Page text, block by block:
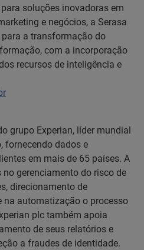
soluções inovadoras em
e negócios, a Serasa
a transformação do
com a incorporação
recursos de inteligência e
grupo Experian, líder mundial
fornecendo dados e
em mais de 65 países. A
gerenciamento do risco de
direcionamento de
na automatização o processo
plc também apoia
de seus relatórios e
a fraudes de identidade.